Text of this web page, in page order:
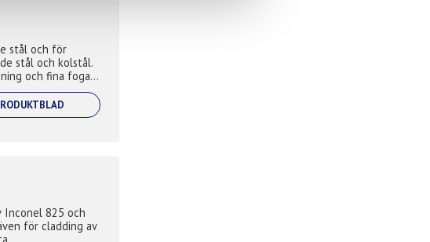
stål och för
stål och kolstål.
och fina fogar.
Inconel 825 och
för cladding av